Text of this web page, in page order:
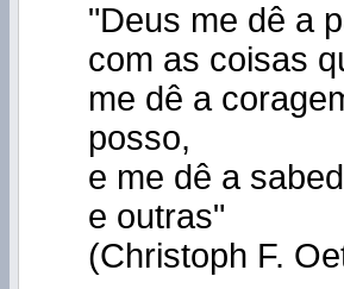
"Deus me dê a
com as coisas
me dê a
posso,
e me dê a
e outras"
(Christoph F.